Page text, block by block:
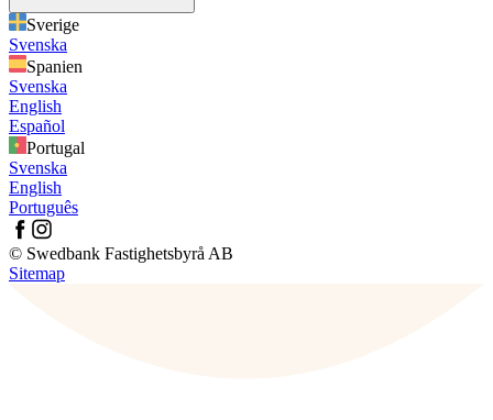
Sverige
Svenska
Spanien
Svenska
English
Español
Portugal
Svenska
English
Português
© Swedbank Fastighetsbyrå AB
Sitemap